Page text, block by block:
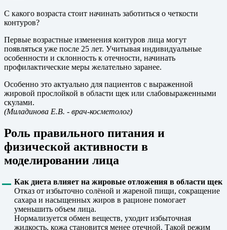
С какого возраста стоит начинать заботиться о четкости
контуров?
Первые возрастные изменения контуров лица могут
появляться уже после 25 лет. Учитывая индивидуальные
особенности и склонность к отечности, начинать
профилактические меры желательно заранее.
Особенно это актуально для пациентов с выраженной
жировой прослойкой в области щек или слабовыраженными
скулами.
(Миладинова Е.В. - врач-косметолог)
Роль правильного питания и
физической активности в
моделировании лица
Как диета влияет на жировые отложения в области щек
Отказ от избыточно солёной и жареной пищи, сокращение
сахара и насыщенных жиров в рационе помогает
уменьшить объем лица.
Нормализуется обмен веществ, уходит избыточная
жидкость, кожа становится менее отечной. Такой режим